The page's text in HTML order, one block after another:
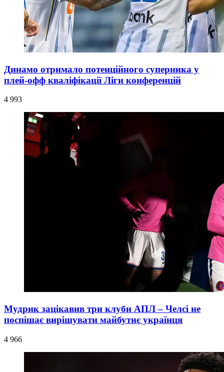
Динамо отримало потенційного суперника у
плей-офф кваліфікації Ліги конференцій
4 993
Мудрик зацікавив три клуби АПЛ – Челсі не
поспішає вирішувати майбутнє українця
4 966